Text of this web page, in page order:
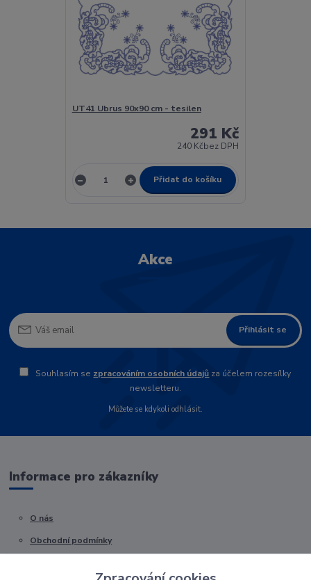
UT41 Ubrus 90x90 cm - tesilen
291 Kč
240 Kčbez DPH
Přidat do košíku
Akce
Přihlásit se
Souhlasím se zpracováním osobních údajů za účelem rozesílky
newsletteru.
Můžete se kdykoli odhlásit.
Informace pro zákazníky
O nás
Obchodní podmínky